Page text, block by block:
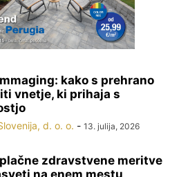
kako s prehrano
vnetje, ki prihaja s
d. o. o. - 13. julija, 2026
zdravstvene meritve
na enem mestu